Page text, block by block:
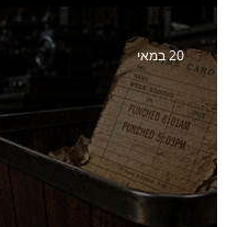
סמנכ״לית השיווק
של מחלבות גד
20 במאי